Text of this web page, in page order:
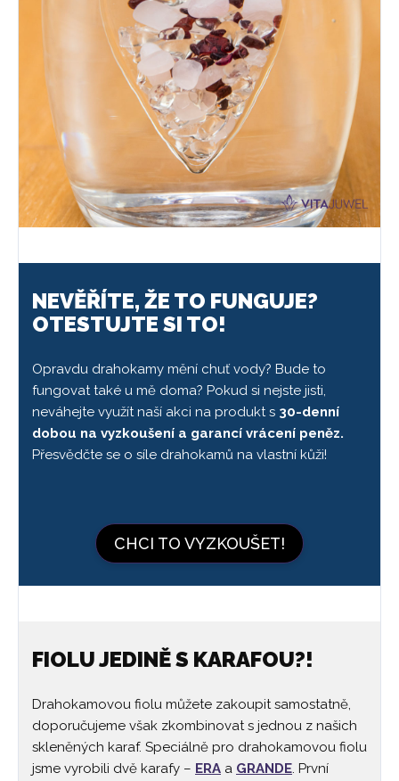
NEVĚŘÍTE, ŽE TO FUNGUJE?
OTESTUJTE SI TO!
Opravdu drahokamy mění chuť vody? Bude to
fungovat také u mě doma? Pokud si nejste jisti,
neváhejte využít naší akci na produkt s 30-denní
dobou na vyzkoušení a garancí vrácení peněz.
Přesvědčte se o síle drahokamů na vlastní kůži!
CHCI TO VYZKOUŠET!
FIOLU JEDINĚ S KARAFOU?!
Drahokamovou fiolu můžete zakoupit samostatně,
doporučujeme však zkombinovat s jednou z našich
skleněných karaf. Speciálně pro drahokamovou fiolu
jsme vyrobili dvě karafy – ERA a GRANDE. První